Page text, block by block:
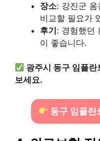
장소: 강진군
비교할 필요가
후기: 경험했던
이 좋습니다.
광주시 동구 임플란
보세요.
동구 임플란